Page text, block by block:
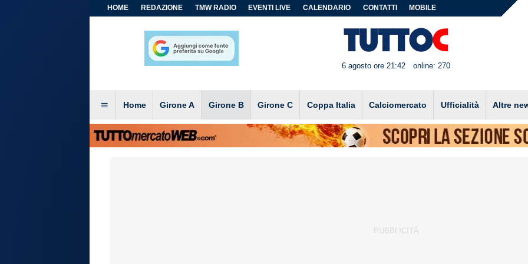
HOME REDAZIONE TMW RADIO EVENTI LIVE CALENDARIO CONTATTI MOBILE
6 agosto ore 21:42 online: 270
Home Girone A Girone B Girone C Coppa Italia Calciomercato Ufficialità Altre